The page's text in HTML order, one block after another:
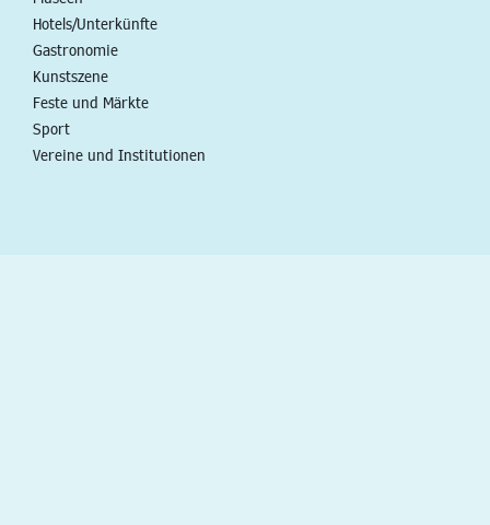
Hotels/Unterkünfte
Gastronomie
Kunstszene
Feste und Märkte
Sport
Vereine und Institutionen